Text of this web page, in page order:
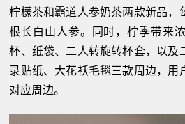
柠檬茶和霸道人参奶茶两款新品，
根长白山人参。同时，柠季带来
杯、纸袋、二人转旋转杯套，以及
录贴纸、大花袄毛毯三款周边，用
对应周边。